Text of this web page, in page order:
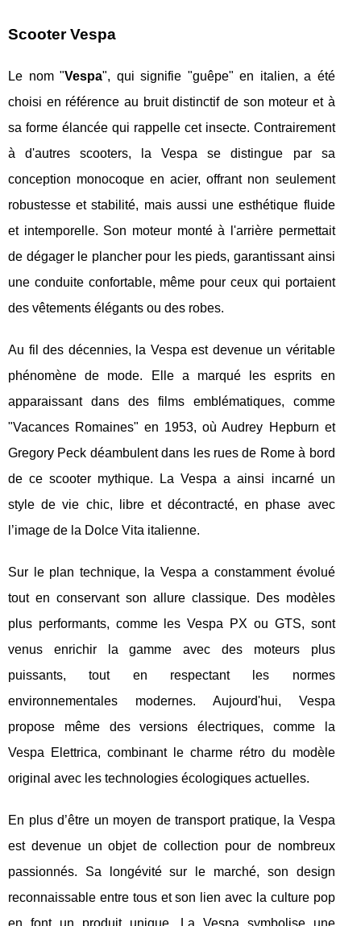
Scooter Vespa
Le nom "Vespa", qui signifie "guêpe" en italien, a été
choisi en référence au bruit distinctif de son moteur et à
sa forme élancée qui rappelle cet insecte. Contrairement
à d'autres scooters, la Vespa se distingue par sa
conception monocoque en acier, offrant non seulement
robustesse et stabilité, mais aussi une esthétique fluide
et intemporelle. Son moteur monté à l'arrière permettait
de dégager le plancher pour les pieds, garantissant ainsi
une conduite confortable, même pour ceux qui portaient
des vêtements élégants ou des robes.
Au fil des décennies, la Vespa est devenue un véritable
phénomène de mode. Elle a marqué les esprits en
apparaissant dans des films emblématiques, comme
"Vacances Romaines" en 1953, où Audrey Hepburn et
Gregory Peck déambulent dans les rues de Rome à bord
de ce scooter mythique. La Vespa a ainsi incarné un
style de vie chic, libre et décontracté, en phase avec
l’image de la Dolce Vita italienne.
Sur le plan technique, la Vespa a constamment évolué
tout en conservant son allure classique. Des modèles
plus performants, comme les Vespa PX ou GTS, sont
venus enrichir la gamme avec des moteurs plus
puissants, tout en respectant les normes
environnementales modernes. Aujourd'hui, Vespa
propose même des versions électriques, comme la
Vespa Elettrica, combinant le charme rétro du modèle
original avec les technologies écologiques actuelles.
En plus d’être un moyen de transport pratique, la Vespa
est devenue un objet de collection pour de nombreux
passionnés. Sa longévité sur le marché, son design
reconnaissable entre tous et son lien avec la culture pop
en font un produit unique. La Vespa symbolise une